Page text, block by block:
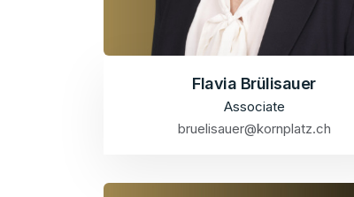
Flavia Brülisauer
Associate
bruelisauer@kornplatz.ch